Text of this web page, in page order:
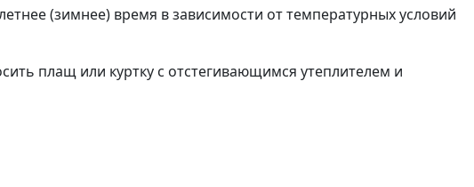
(зимнее) время в зависимости от температурных условий
плащ или куртку с отстегивающимся утеплителем и